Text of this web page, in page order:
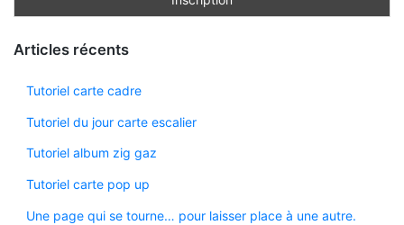
Articles récents
Tutoriel carte cadre
Tutoriel du jour carte escalier
Tutoriel album zig gaz
Tutoriel carte pop up
Une page qui se tourne… pour laisser place à une autre.